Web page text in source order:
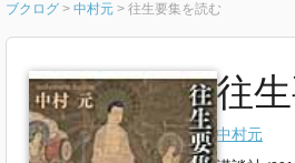
ブクログ > 中村元 > 往生要集を読む
往
中村元